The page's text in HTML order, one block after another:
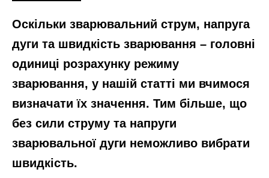
Оскільки зварювальний струм, напруга
дуги та швидкість зварювання – головні
одиниці розрахунку режиму
зварювання, у нашій статті ми вчимося
визначати їх значення. Тим більше, що
без сили струму та напруги
зварювальної дуги неможливо вибрати
швидкість.